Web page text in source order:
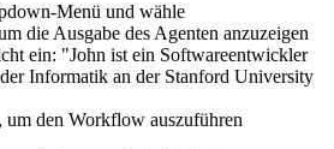
Menü und wähle
die Ausgabe des Agenten anzuzeigen
ein: "John ist ein Softwareentwickler
Informatik an der Stanford University
, um den Workflow auszuführen